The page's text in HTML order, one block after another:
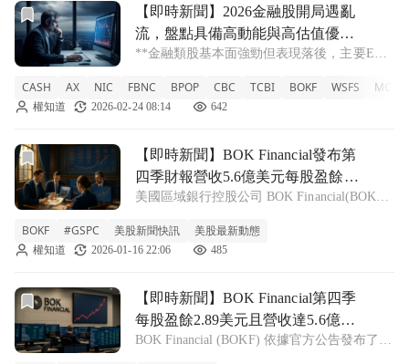
前往【即時新聞】2026金融股開局遇亂流，盤點具備高動能
【即時新聞】2026金融股開局遇亂
流，盤點具備高動能與高估值優勢
的中型區域銀行
**金融類股基本面強勁但表現落後，主要ETF
金融類股出現了基本面與市場表現明顯脫鉤的
現象。儘管2025年主要金融ETF皆繳出雙位數
CASH AX NIC FBNC BPOP CBC TCBI BOKF WSFS MCHB
權知道 2026-02-24 08:14 642
前往【即時新聞】BOK Financial發布第四季財報營收5.6億
【即時新聞】BOK Financial發布第
四季財報營收5.6億美元每股盈餘
2.89美元
美國區域銀行控股公司 BOK Financial(BOKF)
布的官方新聞稿顯示，該公司第四季在通用會
計準則（GAAP）下的每股盈餘（EPS）為
BOKF #GSPC 美股新聞快訊 美股最新動態
權知道 2026-01-16 22:06 485
前往【即時新聞】BOK Financial第四季每股盈餘2.89美元且
【即時新聞】BOK Financial第四季
每股盈餘2.89美元且營收達5.6億美
元助攻股價上漲
BOK Financial (BOKF) 依據官方公告發布了最